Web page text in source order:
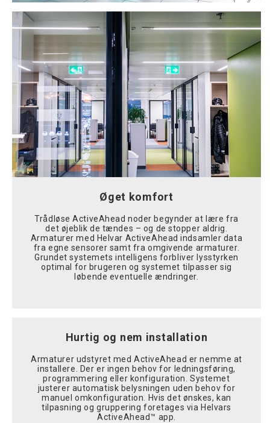
Øget komfort
Trådløse ActiveAhead noder begynder at lære fra
det øjeblik de tændes – og de stopper aldrig.
Armaturer med Helvar ActiveAhead indsamler data
fra egne sensorer samt fra omgivende armaturer.
Grundet systemets intelligens forbliver lysstyrken
optimal for brugeren og systemet tilpasser sig
løbende eventuelle ændringer.
Hurtig og nem installation
Armaturer udstyret med ActiveAhead er nemme at
installere. Der er ingen behov for ledningsføring,
programmering eller konfiguration. Systemet
justerer automatisk belysningen uden behov for
manuel omkonfiguration. Hvis det ønskes, kan
tilpasning og gruppering foretages via Helvars
ActiveAhead™ app.